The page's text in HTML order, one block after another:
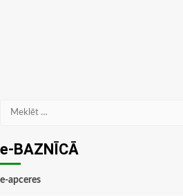
Meklēt:
e-BAZNĪCĀ
e-apceres